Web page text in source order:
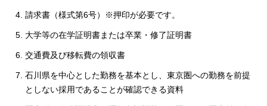
請求書（様式第6号）※押印が必要です。
大学等の在学証明書または卒業・修了証明書
交通費及び移転費の領収書
石川県を中心とした勤務を基本とし、東京圏への勤務を前提
としない採用であることが確認できる資料